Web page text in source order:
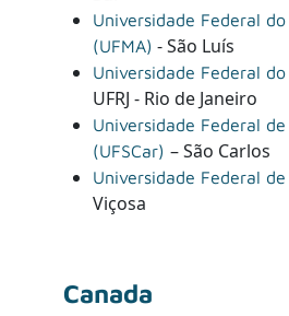
Universidade Federal
(UFMA) - São Luís
Universidade Federal
UFRJ - Rio de Janeiro
Universidade Federal de
(UFSCar) – São Carlos
Universidade Federal de
Viçosa
Canada